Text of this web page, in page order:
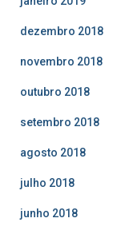
dezembro 2018
novembro 2018
outubro 2018
setembro 2018
agosto 2018
julho 2018
junho 2018